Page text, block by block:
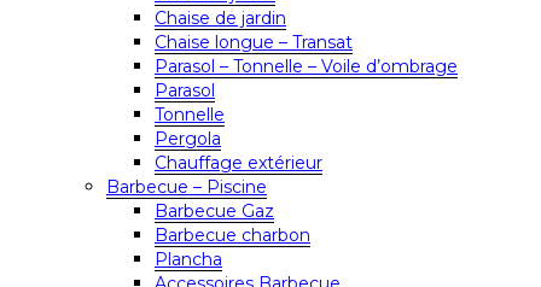
Chaise de jardin
Chaise longue – Transat
Parasol – Tonnelle – Voile d’ombrage
Parasol
Tonnelle
Pergola
Chauffage extérieur
Barbecue – Piscine
Barbecue Gaz
Barbecue charbon
Plancha